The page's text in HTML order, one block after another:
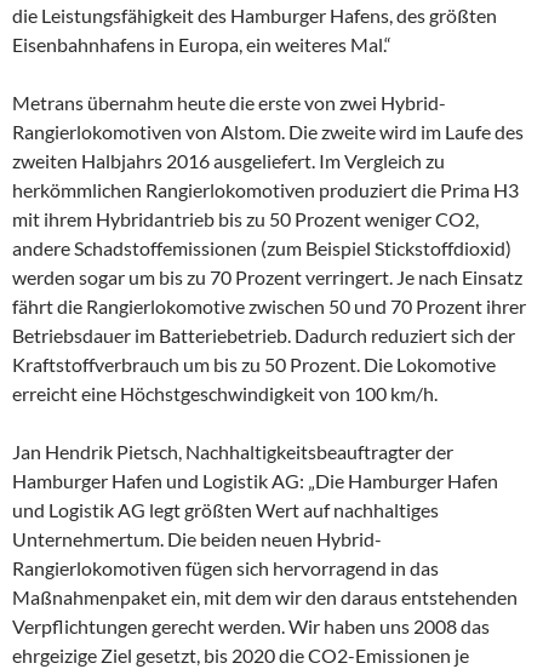
die Leistungsfähigkeit des Hamburger Hafens, des größten
Eisenbahnhafens in Europa, ein weiteres Mal.“
Metrans übernahm heute die erste von zwei Hybrid-
Rangierlokomotiven von Alstom. Die zweite wird im Laufe des
zweiten Halbjahrs 2016 ausgeliefert. Im Vergleich zu
herkömmlichen Rangierlokomotiven produziert die Prima H3
mit ihrem Hybridantrieb bis zu 50 Prozent weniger CO2,
andere Schadstoffemissionen (zum Beispiel Stickstoffdioxid)
werden sogar um bis zu 70 Prozent verringert. Je nach Einsatz
fährt die Rangierlokomotive zwischen 50 und 70 Prozent ihrer
Betriebsdauer im Batteriebetrieb. Dadurch reduziert sich der
Kraftstoffverbrauch um bis zu 50 Prozent. Die Lokomotive
erreicht eine Höchstgeschwindigkeit von 100 km/h.
Jan Hendrik Pietsch, Nachhaltigkeitsbeauftragter der
Hamburger Hafen und Logistik AG: „Die Hamburger Hafen
und Logistik AG legt größten Wert auf nachhaltiges
Unternehmertum. Die beiden neuen Hybrid-
Rangierlokomotiven fügen sich hervorragend in das
Maßnahmenpaket ein, mit dem wir den daraus entstehenden
Verpflichtungen gerecht werden. Wir haben uns 2008 das
ehrgeizige Ziel gesetzt, bis 2020 die CO2-Emissionen je